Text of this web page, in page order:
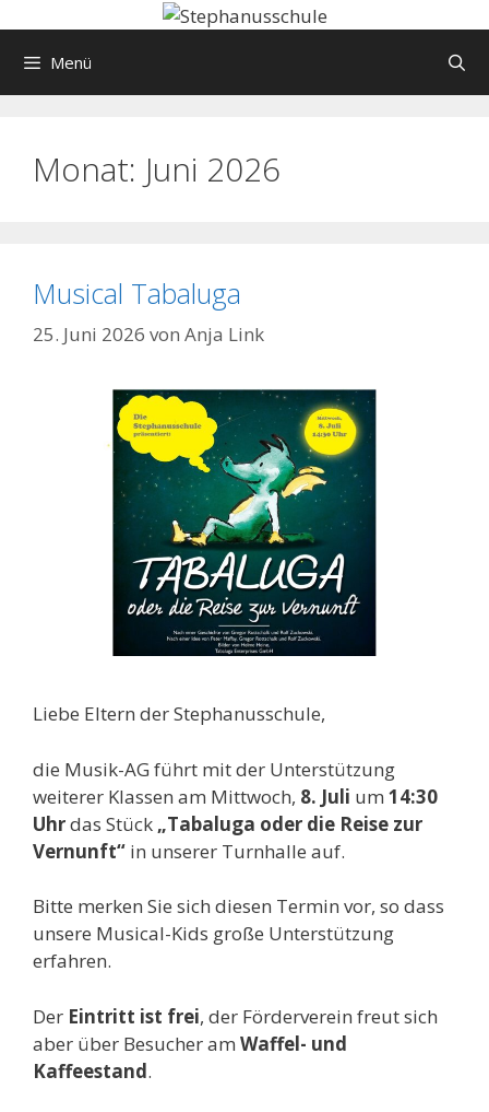
Inhalt Menü
Monat: Juni 2026
Musical Tabaluga
25. Juni 2026 von Anja Link
Liebe Eltern der Stephanusschule,
die Musik-AG führt mit der Unterstützung
weiterer Klassen am Mittwoch, 8. Juli um 14:30
Uhrdas Stück „Tabaluga oder die Reise zur
Vernunft“ in unserer Turnhalle auf.
Bitte merken Sie sich diesen Termin vor, so dass
unsere Musical-Kids große Unterstützung
erfahren.
Der Eintritt ist frei, der Förderverein freut sich
aber über Besucher am Waffel- und
Kaffeestand.